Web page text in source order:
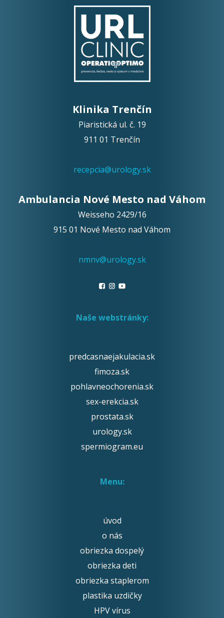
Klinika Trenčín
Piaristická ul. č. 19
911 01 Trenčín
recepcia@urology.sk
Ambulancia Nové Mesto nad Váhom
Weisseho 2429/16
915 01 Nové Mesto nad Váhom
nmnv@urology.sk
Naše webstránky:
predcasnaejakulacia.sk
fimoza.sk
pohlavneochorenia.sk
sex-erekcia.sk
prostata.sk
urology.sk
spermiogram.eu
Menu:
úvod
o nás
obriezka dospelý
obriezka deti
obriezka staplerom
plastika uzdičky
HPV vírus